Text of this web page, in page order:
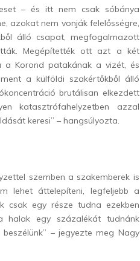
– és itt nem csak sóbánya
azokat nem vonják felelősségre,
álló csapat, megfogalmazott
Megépítették ott azt a két
a Korond patakának a vizét, és
a külföldi szakértőkből álló
brutálisan elkezdett
katasztrófahelyzetben azzal
keresi” – hangsúlyozta.
szemben a szakemberek is
lehet áttelepíteni, legfeljebb a
csak egy része tudna ezekben
halak egy százalékát tudnánk
” – jegyezte meg Nagy